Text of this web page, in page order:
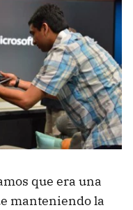
que era una
manteniendo la